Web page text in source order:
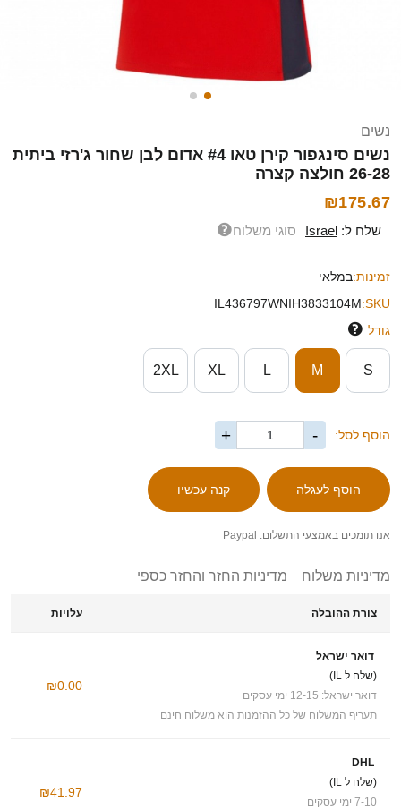
נשים
נשים סינגפור קירן טאו #4 אדום לבן שחור ג'רזי ביתית
26-28 חולצה קצרה
₪175.67
שלח ל: Israel סוגי משלוח
זמינות:במלאי
SKU:
IL436797WNIH3833104M
גודל
S
M
L
XL
2XL
הוסף לסל: -
+
אנו תומכים באמצעי התשלום: Paypal
מדיניות משלוח מדיניות החזר והחזר כספי
צורת ההובלה עלויות
דואר ישראל
(שלח ל IL)
דואר ישראל: 12-15 ימי עסקים
תעריף המשלוח של כל ההזמנות הוא משלוח חינם
₪0.00
DHL
(שלח ל IL)
7-10 ימי עסקים
₪41.97